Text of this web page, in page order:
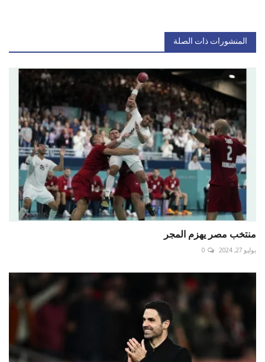
المنشورات ذات الصلة
منتخب مصر يهزم المجر
يوليو 27, 2024 0